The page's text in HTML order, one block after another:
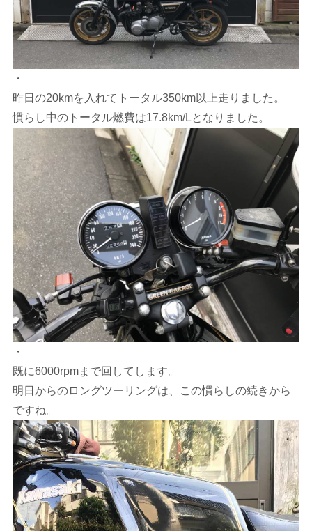
・
昨日の20kmを入れてトータル350km以上走りました。
慣らし中のトータル燃費は17.8km/Lとなりました。
・
既に6000rpmまで回してします。
明日からのロングツーリングは、この慣らしの続きから
ですね。